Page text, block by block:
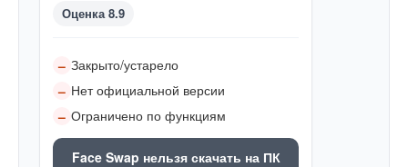
Оценка 8.9
– Закрыто/устарело
– Нет официальной версии
– Ограничено по функциям
Face Swap нельзя скачать на ПК